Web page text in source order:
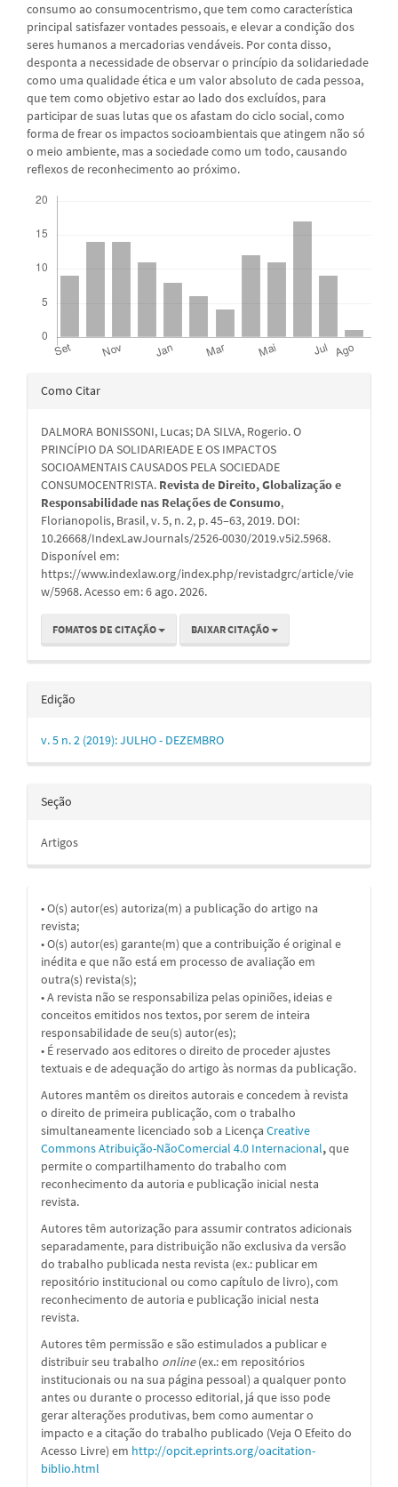
consumo ao consumocentrismo, que tem como característica
principal satisfazer vontades pessoais, e elevar a condição dos
seres humanos a mercadorias vendáveis. Por conta disso,
desponta a necessidade de observar o princípio da solidariedade
como uma qualidade ética e um valor absoluto de cada pessoa,
que tem como objetivo estar ao lado dos excluídos, para
participar de suas lutas que os afastam do ciclo social, como
forma de frear os impactos socioambientais que atingem não só
o meio ambiente, mas a sociedade como um todo, causando
reflexos de reconhecimento ao próximo.
Detalhes
artigo
Como Citar
DALMORA BONISSONI, Lucas; DA SILVA, Rogerio. O
PRINCÍPIO DA SOLIDARIEADE E OS IMPACTOS
SOCIOAMENTAIS CAUSADOS PELA SOCIEDADE
CONSUMOCENTRISTA. Revista de Direito, Globalização e
Responsabilidade nas Relações de Consumo,
Florianopolis, Brasil, v. 5, n. 2, p. 45–63, 2019. DOI:
10.26668/IndexLawJournals/2526-0030/2019.v5i2.5968.
Disponível em:
https://www.indexlaw.org/index.php/revistadgrc/article/vie
w/5968. Acesso em: 6 ago. 2026.
FOMATOS DE CITAÇÃO BAIXAR CITAÇÃO
Edição
v. 5 n. 2 (2019): JULHO - DEZEMBRO
Seção
Artigos
• O(s) autor(es) autoriza(m) a publicação do artigo na
revista;
• O(s) autor(es) garante(m) que a contribuição é original e
inédita e que não está em processo de avaliação em
outra(s) revista(s);
• A revista não se responsabiliza pelas opiniões, ideias e
conceitos emitidos nos textos, por serem de inteira
responsabilidade de seu(s) autor(es);
• É reservado aos editores o direito de proceder ajustes
textuais e de adequação do artigo às normas da publicação.
Autores mantêm os direitos autorais e concedem à revista
o direito de primeira publicação, com o trabalho
simultaneamente licenciado sob a Licença Creative
Commons Atribuição-NãoComercial 4.0 Internacional,que
permite o compartilhamento do trabalho com
reconhecimento da autoria e publicação inicial nesta
revista.
Autores têm autorização para assumir contratos adicionais
separadamente, para distribuição não exclusiva da versão
do trabalho publicada nesta revista (ex.: publicar em
repositório institucional ou como capítulo de livro), com
reconhecimento de autoria e publicação inicial nesta
revista.
Autores têm permissão e são estimulados a publicar e
distribuir seu trabalho online(ex.: em repositórios
institucionais ou na sua página pessoal) a qualquer ponto
antes ou durante o processo editorial, já que isso pode
gerar alterações produtivas, bem como aumentar o
impacto e a citação do trabalho publicado (Veja O Efeito do
Acesso Livre) em http://opcit.eprints.org/oacitation-
biblio.html